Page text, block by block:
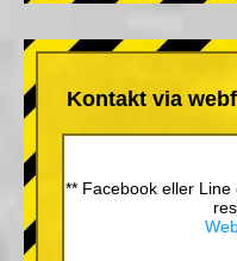
Kontakt via
** Facebook eller